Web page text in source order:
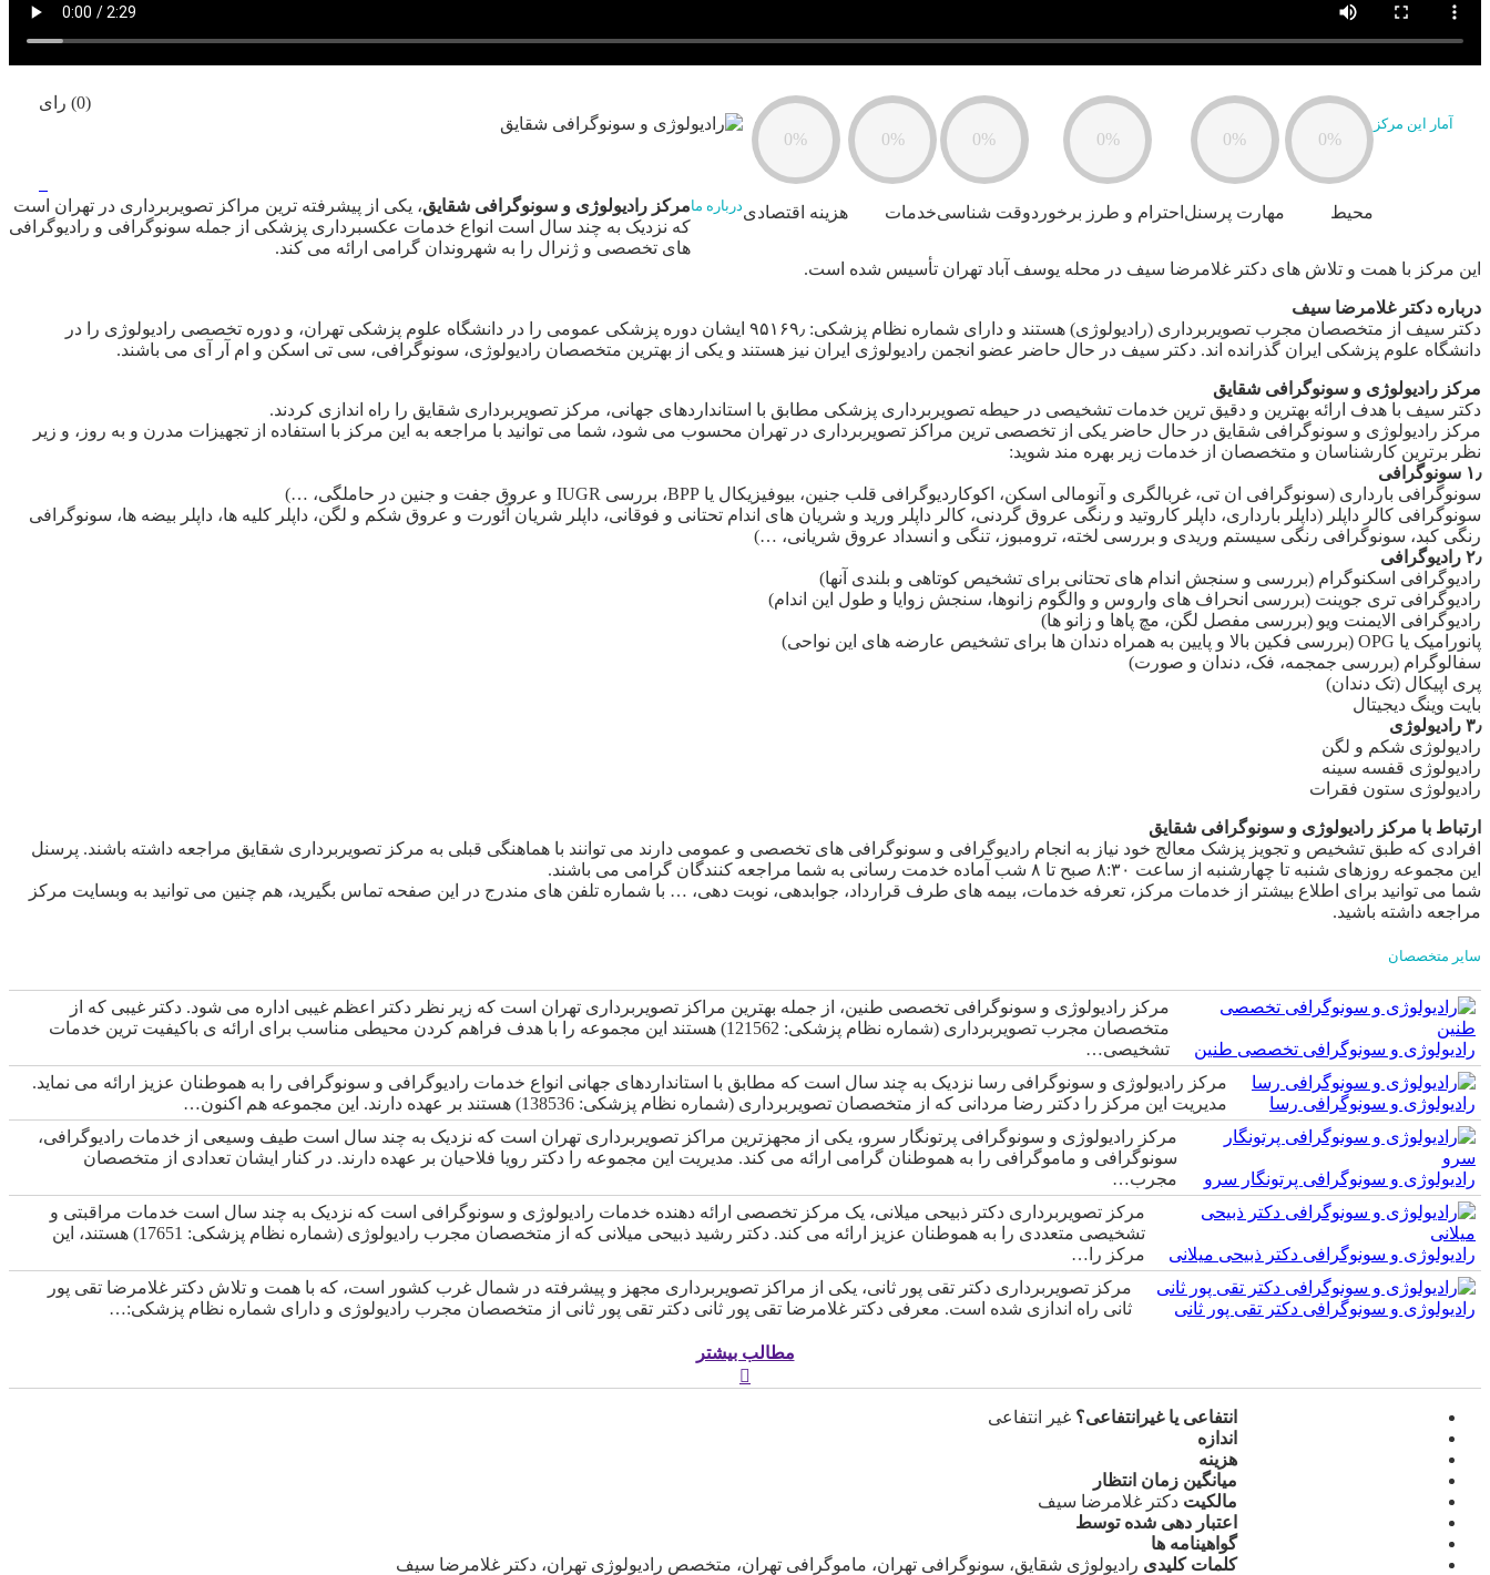
آمار این مرکز
(0) رای
0%
محیط
0%
مهارت پرسنل
0%
احترام و طرز برخورد
0%
وقت شناسی
0%
خدمات
0%
هزینه اقتصادیدرباره مامرکز رادیولوژی و سونوگرافی شقایق، یکی از پیشرفته ترین مراکز تصویربرداری در تهران است
که نزدیک به چند سال است انواع خدمات عکسبرداری پزشکی از جمله سونوگرافی و رادیوگرافی
های تخصصی و ژنرال را به شهروندان گرامی ارائه می کند.
این مرکز با همت و تلاش های دکتر غلامرضا سیف در محله یوسف آباد تهران تأسیس شده است.
درباره دکتر غلامرضا سیف
دکتر سیف از متخصصان مجرب تصویربرداری (رادیولوژی) هستند و دارای شماره نظام پزشکی: ۹۵۱۶۹٫ ایشان دوره پزشکی عمومی را در دانشگاه علوم پزشکی تهران، و دوره تخصصی رادیولوژی را در
دانشگاه علوم پزشکی ایران گذرانده اند. دکتر سیف در حال حاضر عضو انجمن رادیولوژی ایران نیز هستند و یکی از بهترین متخصصان رادیولوژی، سونوگرافی، سی تی اسکن و ام آر آی می باشند.
مرکز رادیولوژی و سونوگرافی شقایق
دکتر سیف با هدف ارائه بهترین و دقیق ترین خدمات تشخیصی در حیطه تصویربرداری پزشکی مطابق با استانداردهای جهانی، مرکز تصویربرداری شقایق را راه اندازی کردند.
مرکز رادیولوژی و سونوگرافی شقایق در حال حاضر یکی از تخصصی ترین مراکز تصویربرداری در تهران محسوب می شود، شما می توانید با مراجعه به این مرکز با استفاده از تجهیزات مدرن و به روز، و زیر
نظر برترین کارشناسان و متخصصان از خدمات زیر بهره مند شوید:
۱٫ سونوگرافی
سونوگرافی بارداری (سونوگرافی ان تی، غربالگری و آنومالی اسکن، اکوکاردیوگرافی قلب جنین، بیوفیزیکال یا BPP، بررسی IUGR و عروق جفت و جنین در حاملگى، …)
سونوگرافی کالر داپلر (داپلر بارداری، داپلر کاروتید و رنگی عروق گردنی، کالر داپلر ورید و شریان های اندام تحتانی و فوقانی، داپلر شریان آئورت و عروق شکم و لگن، داپلر کلیه ها، داپلر بیضه ها، سونوگرافی
رنگی کبد، سونوگرافی رنگی سیستم وریدی و بررسی لخته، ترومبوز، تنگی و انسداد عروق شریانی، …)
۲٫ رادیوگرافی
رادیوگرافی اسکنوگرام (بررسی و سنجش اندام های تحتانی برای تشخیص کوتاهی و بلندی آنها)
رادیوگرافی تری جوینت (بررسی انحراف های واروس و والگوم زانوها، سنجش زوایا و طول این اندام)
رادیوگرافی الایمنت ویو (بررسی مفصل لگن، مچ پاها و زانو ها)
پانورامیک یا OPG (بررسی فکین بالا و پایین به همراه دندان ها برای تشخیص عارضه های این نواحی)
سفالوگرام (بررسی جمجمه، فک، دندان و صورت)
پری اپیکال (تک دندان)
بایت وینگ دیجیتال
۳٫ رادیولوژی
رادیولوژی شکم و لگن
رادیولوژی قفسه سینه
رادیولوژی ستون فقرات
ارتباط با مرکز رادیولوژی و سونوگرافی شقایق
افرادی که طبق تشخیص و تجویز پزشک معالج خود نیاز به انجام رادیوگرافی و سونوگرافی های تخصصی و عمومی دارند می توانند با هماهنگی قبلی به مرکز تصویربرداری شقایق مراجعه داشته باشند. پرسنل
این مجموعه روزهای شنبه تا چهارشنبه از ساعت ۸:۳۰ صبح تا ۸ شب آماده خدمت رسانی به شما مراجعه کنندگان گرامی می باشند.
شما می توانید برای اطلاع بیشتر از خدمات مرکز، تعرفه خدمات، بیمه های طرف قرارداد، جوابدهی، نوبت دهی، … با شماره تلفن های مندرج در این صفحه تماس بگیرید، هم چنین می توانید به وبسایت مرکز
مراجعه داشته باشید.
سایر متخصصان
رادیولوژی و سونوگرافی تخصصی طنین
مرکز رادیولوژی و سونوگرافی تخصصی طنین، از جمله بهترین مراکز تصویربرداری تهران است که زیر نظر دکتر اعظم غیبی اداره می شود. دکتر غیبی که از
متخصصان مجرب تصویربرداری (شماره نظام پزشکی: 121562) هستند این مجموعه را با هدف فراهم کردن محیطی مناسب برای ارائه ی باکیفیت ترین خدمات
تشخیصی…
رادیولوژی و سونوگرافی رسا
مرکز رادیولوژی و سونوگرافی رسا نزدیک به چند سال است که مطابق با استانداردهای جهانی انواع خدمات رادیوگرافی و سونوگرافی را به هموطنان عزیز ارائه می نماید.
مدیریت این مرکز را دکتر رضا مردانی که از متخصصان تصویربرداری (شماره نظام پزشکی: 138536) هستند بر عهده دارند. این مجموعه هم اکنون…
رادیولوژی و سونوگرافی پرتونگار سرو
مرکز رادیولوژی و سونوگرافی پرتونگار سرو، یکی از مجهزترین مراکز تصویربرداری تهران است که نزدیک به چند سال است طیف وسیعی از خدمات رادیوگرافی،
سونوگرافی و ماموگرافی را به هموطنان گرامی ارائه می کند. مدیریت این مجموعه را دکتر رویا فلاحیان بر عهده دارند. در کنار ایشان تعدادی از متخصصان
مجرب…
رادیولوژی و سونوگرافی دکتر ذبیحی میلانی
مرکز تصویربرداری دکتر ذبیحی میلانی، یک مرکز تخصصی ارائه دهنده خدمات رادیولوژی و سونوگرافی است که نزدیک به چند سال است خدمات مراقبتی و
تشخیصی متعددی را به هموطنان عزیز ارائه می کند. دکتر رشید ذبیحی میلانی که از متخصصان مجرب رادیولوژی (شماره نظام پزشکی: 17651) هستند، این
مرکز را…
رادیولوژی و سونوگرافی دکتر تقی پور ثانی
مرکز تصویربرداری دکتر تقی پور ثانی، یکی از مراکز تصویربرداری مجهز و پیشرفته در شمال غرب کشور است، که با همت و تلاش دکتر غلامرضا تقی پور
ثانی راه اندازی شده است. معرفی دکتر غلامرضا تقی پور ثانی دکتر تقی پور ثانی از متخصصان مجرب رادیولوژی و دارای شماره نظام پزشکی:…
مطالب بیشتر
انتفاعی یا غیرانتفاعی؟ غیر انتفاعی
اندازه
هزینه
میانگین زمان انتظار
مالکیت دکتر غلامرضا سیف
اعتبار دهی شده توسط
گواهینامه ها
کلمات کلیدی رادیولوژی شقایق، سونوگرافی تهران، ماموگرافی تهران، متخصص رادیولوژی تهران، دکتر غلامرضا سیف